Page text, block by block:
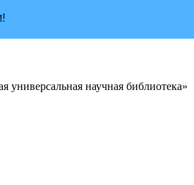
универсальная научная библиотека»